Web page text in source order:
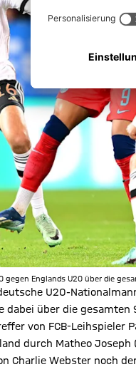
Englands U20 über die
U20-
dabei über die
von FCB-Leihspieler
durch Matheo
Charlie Webster noch